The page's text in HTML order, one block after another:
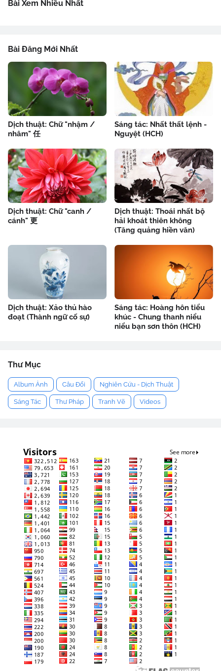
Bài Xem Nhiều Nhất
Bài Đăng Mới Nhất
Dịch thuật: Chữ "nhậm /
nhâm" 任
Sáng tác: Nhất thất lệnh -
Nguyệt (HCH)
Dịch thuật: Chữ "canh /
cánh" 更
Dịch thuật: Thoái nhất bộ
hải khoát thiên không
(Tăng quảng hiền văn)
Dịch thuật: Xảo thủ hào
đoạt (Thành ngữ cố sự)
Sáng tác: Hoàng hôn tiểu
khúc - Chung thanh niểu
niểu bạn sơn thôn (HCH)
Thư Mục
Album Ảnh Câu Đối Nghiên Cứu - Dịch Thuật
Sáng Tác Thư Pháp Tranh Vẽ Videos